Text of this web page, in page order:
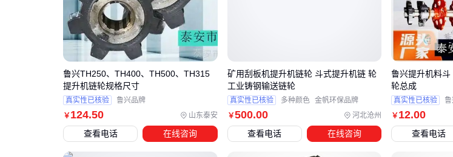
注意选择带胶封的型号，防止润滑脂飞
的自调心特性适合矿山
双列设计比单列承载能力提升40%以上
3. 高温腐蚀工况
选用全不锈钢材质轴承，避免普通镀层
密封结构要能阻隔腐蚀性气体
￥ 124.50 山东泰安
鲁兴TH250、TH400、TH500、TH315
提升机链轮规格尺寸
真实性已核验 鲁兴品牌
查看电话 在线咨询
￥500.00 河北沧州
矿用刮板机提升机链轮 斗式提升机链 轮
工业铸钢输送链轮
真实性已核验 多种颜色 金帆环保品牌
查看电话 在线咨询
￥ 12.00
鲁兴提升机料
轮总成
真实性已核验
查看电话